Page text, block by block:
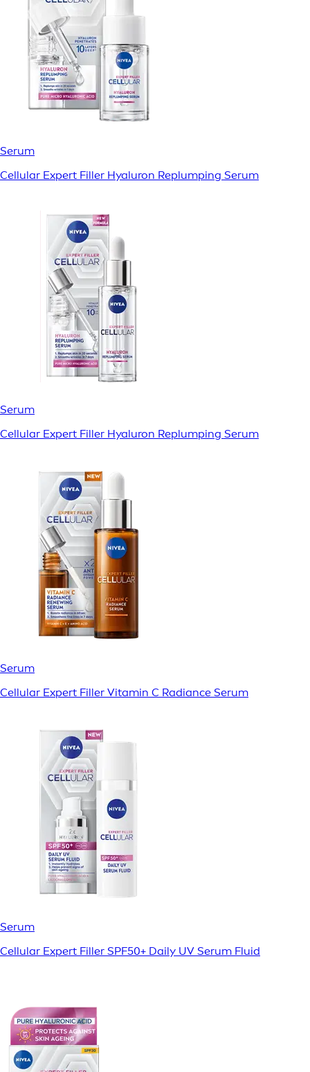
Serum
Cellular Expert Filler Hyaluron Replumping Serum
Serum
Cellular Expert Filler Hyaluron Replumping Serum
Serum
Cellular Expert Filler Vitamin C Radiance Serum
Serum
Cellular Expert Filler SPF50+ Daily UV Serum Fluid